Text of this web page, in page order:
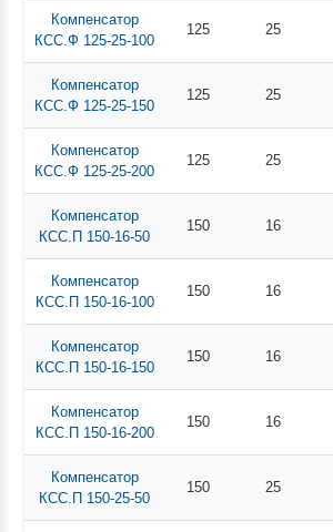
Компенсатор
КСС.Ф 125-25-100
125 25
Компенсатор
КСС.Ф 125-25-150
125 25
Компенсатор
КСС.Ф 125-25-200
125 25
Компенсатор
КСС.П 150-16-50
150 16
Компенсатор
КСС.П 150-16-100
150 16
Компенсатор
КСС.П 150-16-150
150 16
Компенсатор
КСС.П 150-16-200
150 16
Компенсатор
КСС.П 150-25-50
150 25